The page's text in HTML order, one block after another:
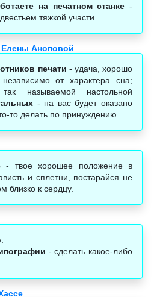
на печатном станке -
тяжкой участи.
Елены Аноповой
печати - удача, хорошо
от характера сна;
называемой настольной
- на вас будет оказано
то делать по принуждению.
- твое хорошее положение в
и сплетни, постарайся не
близко к сердцу.
- сделать какое-либо